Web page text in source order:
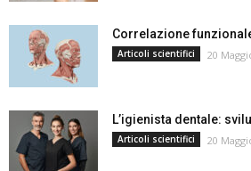
Correlazione
Articoli scientifici 20
L’igienista dentale:
Articoli scientifici 20